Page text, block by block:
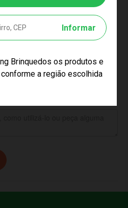
Informar
Brinquedos os produtos e
a região escolhida
este produto? Pergunte ao